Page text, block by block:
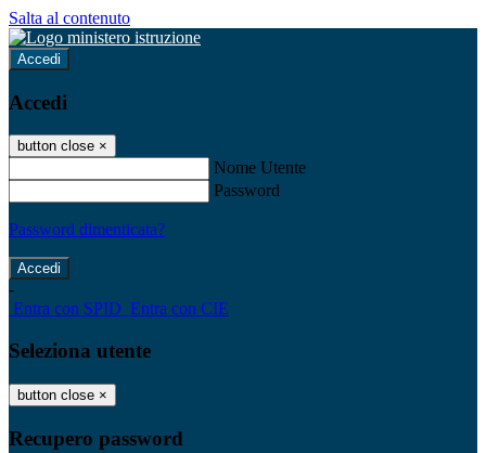
Salta al contenuto
Accedi
Accedi
button close ×
Nome Utente
Password
Password dimenticata?
-
Entra con SPID Entra con CIE
Seleziona utente
button close ×
Recupero password